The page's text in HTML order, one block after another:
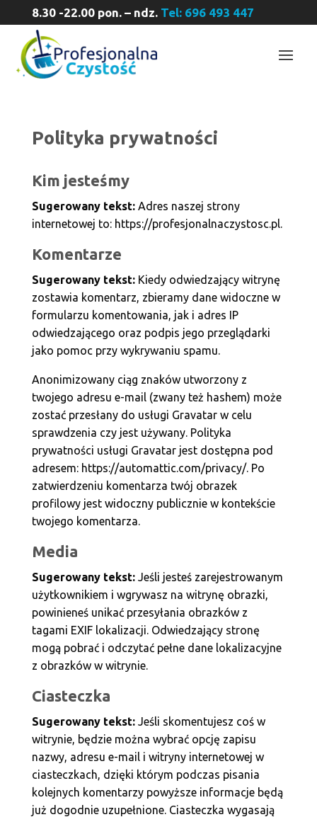
8.30 -22.00 pon. – ndz. Tel: 696 493 447
Polityka prywatności
Kim jesteśmy
Sugerowany tekst: Adres naszej strony
internetowej to: https://profesjonalnaczystosc.pl.
Komentarze
Sugerowany tekst: Kiedy odwiedzający witrynę
zostawia komentarz, zbieramy dane widoczne w
formularzu komentowania, jak i adres IP
odwiedzającego oraz podpis jego przeglądarki
jako pomoc przy wykrywaniu spamu.
Anonimizowany ciąg znaków utworzony z
twojego adresu e-mail (zwany też hashem) może
zostać przesłany do usługi Gravatar w celu
sprawdzenia czy jest używany. Polityka
prywatności usługi Gravatar jest dostępna pod
adresem: https://automattic.com/privacy/. Po
zatwierdzeniu komentarza twój obrazek
profilowy jest widoczny publicznie w kontekście
twojego komentarza.
Media
Sugerowany tekst: Jeśli jesteś zarejestrowanym
użytkownikiem i wgrywasz na witrynę obrazki,
powinieneś unikać przesyłania obrazków z
tagami EXIF lokalizacji. Odwiedzający stronę
mogą pobrać i odczytać pełne dane lokalizacyjne
z obrazków w witrynie.
Ciasteczka
Sugerowany tekst: Jeśli skomentujesz coś w
witrynie, będzie można wybrać opcję zapisu
nazwy, adresu e-mail i witryny internetowej w
ciasteczkach, dzięki którym podczas pisania
kolejnych komentarzy powyższe informacje będą
już dogodnie uzupełnione. Ciasteczka wygasają